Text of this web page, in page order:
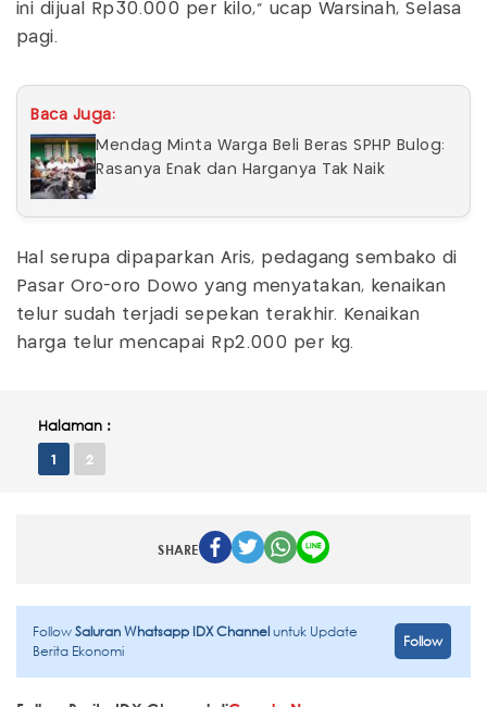
ini dijual Rp30.000 per kilo," ucap Warsinah, Selasa
pagi.
Baca Juga:
Mendag Minta Warga Beli Beras SPHP Bulog:
Rasanya Enak dan Harganya Tak Naik
Hal serupa dipaparkan Aris, pedagang sembako di
Pasar Oro-oro Dowo yang menyatakan, kenaikan
telur sudah terjadi sepekan terakhir. Kenaikan
harga telur mencapai Rp2.000 per kg.
Halaman :
1 2
SHARE
FollowSaluran Whatsapp IDX Channeluntuk Update
Berita Ekonomi
Follow